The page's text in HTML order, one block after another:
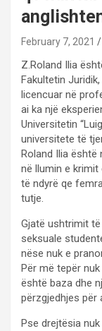
February 7, 2021
Z.Roland Ilia
Fakultetin
licencuar në
ai ka një
Universitetin
universitete të
Roland Ilia
në llumin e
të ndyrë qe
tutje.
Gjatë ushtrimit
seksuale
nëse nuk e
Për më tepër
është baza dhe
përzgjedhjes për
Pse drejtësia